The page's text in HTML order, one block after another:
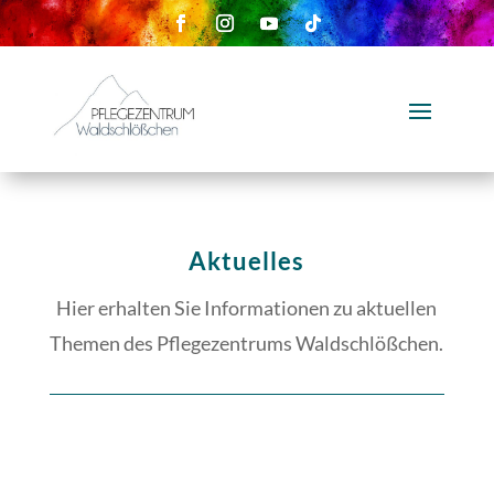
Aktuelles
Hier erhalten Sie Informationen zu aktuellen
Themen des Pflegezentrums Waldschlößchen.